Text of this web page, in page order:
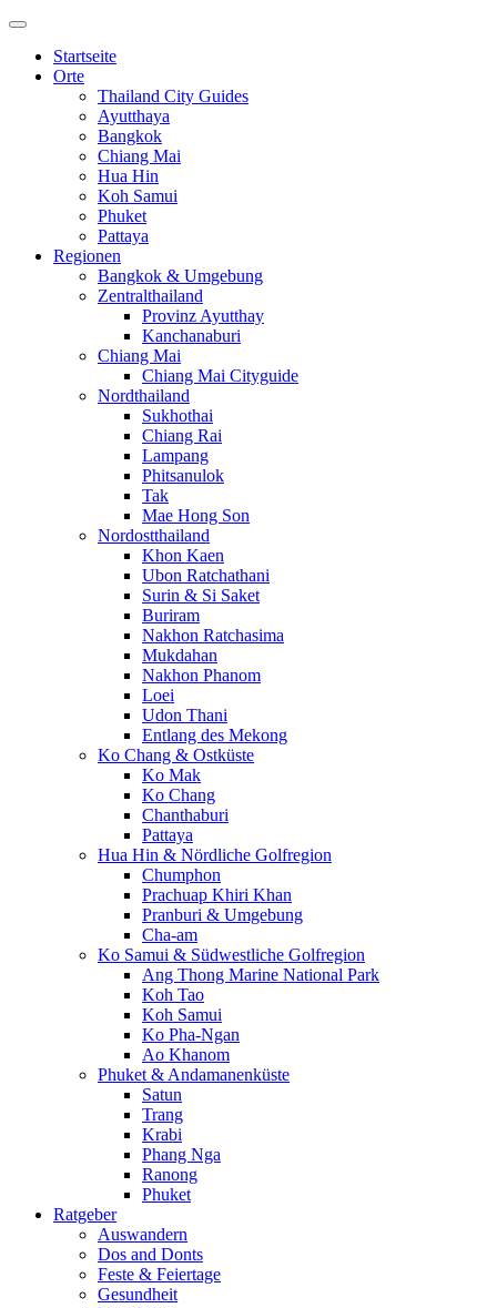
Startseite
Orte
Thailand City Guides
Ayutthaya
Bangkok
Chiang Mai
Hua Hin
Koh Samui
Phuket
Pattaya
Regionen
Bangkok & Umgebung
Zentralthailand
Provinz Ayutthay
Kanchanaburi
Chiang Mai
Chiang Mai Cityguide
Nordthailand
Sukhothai
Chiang Rai
Lampang
Phitsanulok
Tak
Mae Hong Son
Nordostthailand
Khon Kaen
Ubon Ratchathani
Surin & Si Saket
Buriram
Nakhon Ratchasima
Mukdahan
Nakhon Phanom
Loei
Udon Thani
Entlang des Mekong
Ko Chang & Ostküste
Ko Mak
Ko Chang
Chanthaburi
Pattaya
Hua Hin & Nördliche Golfregion
Chumphon
Prachuap Khiri Khan
Pranburi & Umgebung
Cha-am
Ko Samui & Südwestliche Golfregion
Ang Thong Marine National Park
Koh Tao
Koh Samui
Ko Pha-Ngan
Ao Khanom
Phuket & Andamanenküste
Satun
Trang
Krabi
Phang Nga
Ranong
Phuket
Ratgeber
Auswandern
Dos and Donts
Feste & Feiertage
Gesundheit